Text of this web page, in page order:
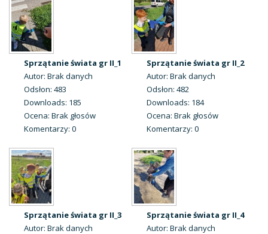
Sprzątanie świata gr II_1
Autor: Brak danych
Odsłon: 483
Downloads: 185
Ocena: Brak głosów
Komentarzy: 0
Sprzątanie świata gr II_2
Autor: Brak danych
Odsłon: 482
Downloads: 184
Ocena: Brak głosów
Komentarzy: 0
Sprzątanie świata gr II_3
Autor: Brak danych
Sprzątanie świata gr II_4
Autor: Brak danych